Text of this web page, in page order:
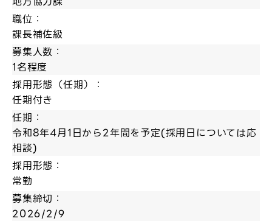
職位：
課長補佐級
募集人数：
1名程度
採用形態（任期）：
任期付き
任期：
令和8年4月1日から2年間を予定(採用日については応
相談)
採用形態：
常勤
募集締切：
2026/2/9